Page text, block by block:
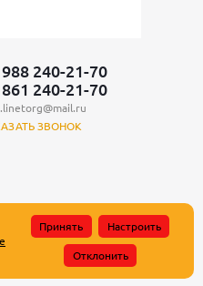
240-21-70
240-21-70
ЗВОНОК
Федерации.
Принять
Настроить
Отклонить